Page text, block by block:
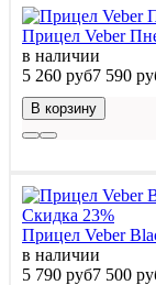
Прицел Veber
в наличии
5 260 руб7 590
В корзину
Скидка 23%
Прицел Veber
в наличии
5 790 руб7 500